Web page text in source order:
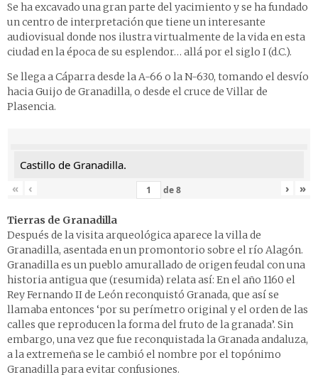
Se ha excavado una gran parte del yacimiento y se ha fundado
un centro de interpretación que tiene un interesante
audiovisual donde nos ilustra virtualmente de la vida en esta
ciudad en la época de su esplendor… allá por el siglo I (d.C.).
Se llega a Cáparra desde la A-66 o la N-630, tomando el desvío
hacia Guijo de Granadilla, o desde el cruce de Villar de
Plasencia.
Castillo de Granadilla.
«
‹ de8 › »
Tierras de Granadilla
Después de la visita arqueológica aparece la villa de
Granadilla, asentada en un promontorio sobre el río Alagón.
Granadilla es un pueblo amurallado de origen feudal con una
historia antigua que (resumida) relata así: En el año 1160 el
Rey Fernando II de León reconquistó Granada, que así se
llamaba entonces ‘por su perímetro original y el orden de las
calles que reproducen la forma del fruto de la granada’. Sin
embargo, una vez que fue reconquistada la Granada andaluza,
a la extremeña se le cambió el nombre por el topónimo
Granadilla para evitar confusiones.